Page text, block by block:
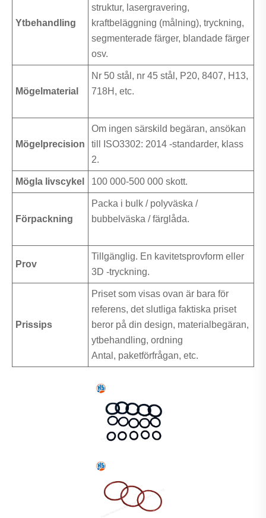
Ytbehandling
struktur, lasergravering,
kraftbeläggning (målning), tryckning,
segmenterade färger, blandade färger
osv.
Mögelmaterial
Nr 50 stål, nr 45 stål, P20, 8407, H13,
718H, etc.
Mögelprecision
Om ingen särskild begäran, ansökan
till ISO3302: 2014 -standarder, klass
2.
Mögla livscykel 100 000-500 000 skott.
Förpackning
Packa i bulk / polyväska /
bubbelväska / färglåda.
Prov
Tillgänglig. En kavitetsprovform eller
3D -tryckning.
Prissips
Priset som visas ovan är bara för
referens, det slutliga faktiska priset
beror på din design, materialbegäran,
ytbehandling, ordning
Antal, paketförfrågan, etc.